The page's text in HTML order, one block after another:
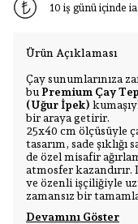
10 iş günü içinde
Ürün Açıklaması
Çay sunumlarınıza
bu Premium Çay
(Uğur İpek)
bir araya getirir.
25x40 cm ölçüsüyle
tasarım, sade
de özel misafir
atmosfer kazandırır.
ve özenli işçiliğiyle
zamansız bir
Devamını Göster